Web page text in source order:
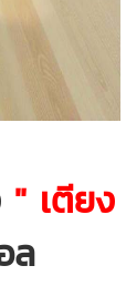
" เตียง
ล